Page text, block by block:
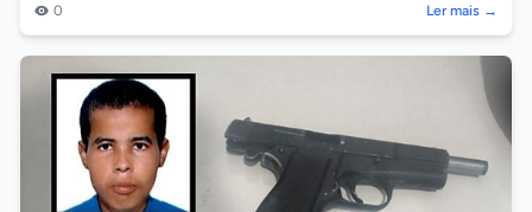
0
Ler mais →